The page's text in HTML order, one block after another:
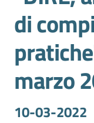
Avviare
l'Impresa
Gestire
l'Impresa
di
marzo
10-03-2022